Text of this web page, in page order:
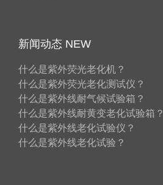
新闻动态 NEW
什么是紫外荧光老化机？
什么是紫外荧光老化测试仪？
什么是紫外线耐气候试验箱？
什么是紫外线耐黄变老化试验箱？
什么是紫外线老化试验仪？
什么是紫外线老化试验？